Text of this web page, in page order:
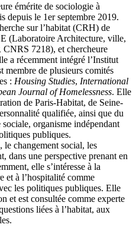
émérite de sociologie à
depuis le 1er septembre 2019.
sur l’habitat (CRH) de
(Laboratoire Architecture, ville,
7218), et chercheure
a récemment intégré l’Institut
membre de plusieurs comités
: Housing Studies, International
Journal of Homelessness. Elle
de Paris-Habitat, de Seine-
qualifiée, ainsi que du
organisme indépendant
publiques.
le changement social, les
dans une perspective prenant en
elle s’intéresse à la
et à l’hospitalité comme
les politiques publiques. Elle
et est consultée comme experte
liées à l’habitat, aux